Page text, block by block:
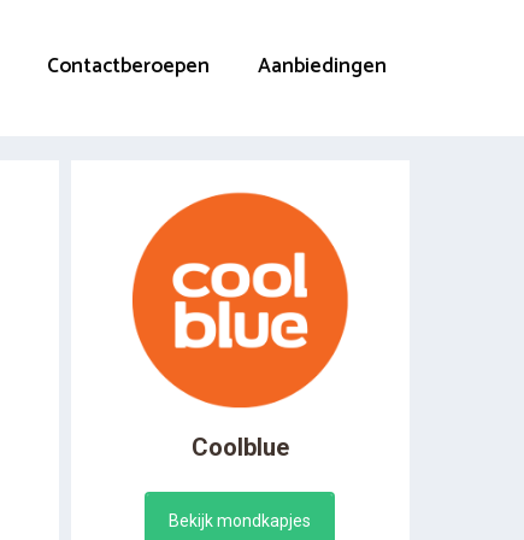
Contactberoepen Aanbiedingen
Coolblue
Bekijk mondkapjes